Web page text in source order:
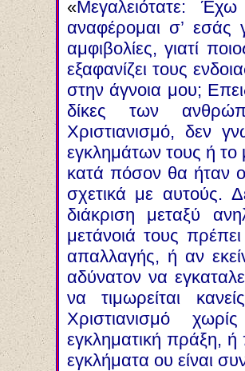
«Μεγαλειότατε:
αναφέρομαι σ’
αμφιβολίες, γιατί
εξαφανίζει τους
στην άγνοια μου;
δίκες των
Χριστιανισμό, δεν
εγκλημάτων τους ή το
κατά πόσον θα ήταν
σχετικά με αυτούς.
διάκριση μεταξύ
μετάνοιά τους
απαλλαγής, ή αν
αδύνατον να
να τιμωρείται
Χριστιανισμό
εγκληματική πράξη, ή
εγκλήματα ου είναι